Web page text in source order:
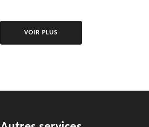
VOIR PLUS